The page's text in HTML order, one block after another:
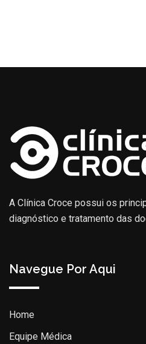
A Clínica Croce possui os
diagnóstico e tratamento das
Navegue Por Aqui
Home
Equipe Médica